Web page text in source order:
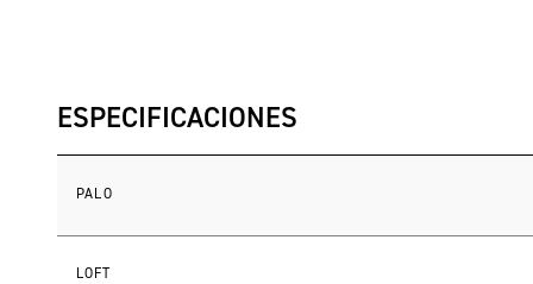
ESPECIFICACIONES
PALO
LOFT